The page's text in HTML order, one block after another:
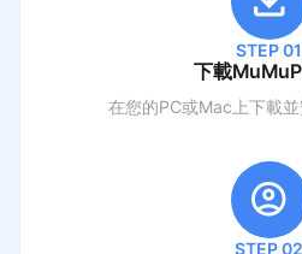
STEP 01
下載
在您的PC或Mac上下載
STEP 02